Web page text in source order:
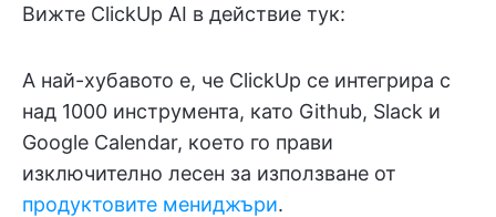
Вижте ClickUp AI в действие тук:
А най-хубавото е, че ClickUp се интегрира с
над 1000 инструмента, като Github, Slack и
Google Calendar, което го прави
изключително лесен за използване от
продуктовите мениджъри.